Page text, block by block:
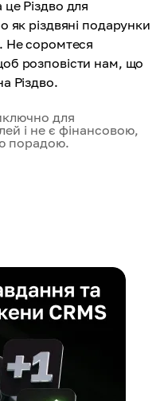
Різдво для
як різдвяні подарунки
Не соромтеся
розповісти нам, що
Різдво.
для
і не є фінансовою,
порадою.